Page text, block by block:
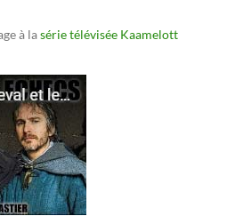
à lasérie télévisée Kaamelott